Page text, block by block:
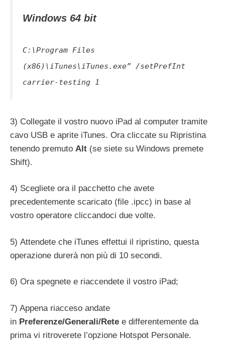
Windows 64 bit
C:\Program Files
(x86)\iTunes\iTunes.exe” /setPrefInt
carrier-testing 1
3) Collegate il vostro nuovo iPad al computer tramite
cavo USB e aprite iTunes. Ora cliccate su Ripristina
tenendo premuto Alt (se siete su Windows premete
Shift).
4) Scegliete ora il pacchetto che avete
precedentemente scaricato (file .ipcc) in base al
vostro operatore cliccandoci due volte.
5) Attendete che iTunes effettui il ripristino, questa
operazione durerà non più di 10 secondi.
6) Ora spegnete e riaccendete il vostro iPad;
7) Appena riacceso andate
in Preferenze/Generali/Rete e differentemente da
prima vi ritroverete l’opzione Hotspot Personale.